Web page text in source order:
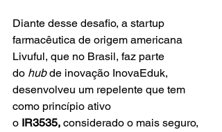
Diante desse desafio, a startup
farmacêutica de origem americana
Livuful, que no Brasil, faz parte
do hub de inovação InovaEduk,
desenvolveu um repelente que tem
como princípio ativo
o IR3535, considerado o mais seguro,